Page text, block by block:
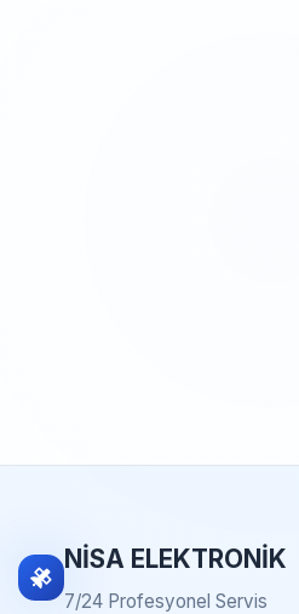
NİSA ELEKTRONİK
7/24 Profesyonel Servis